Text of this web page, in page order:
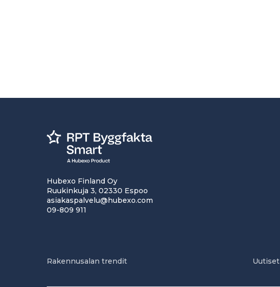
Hubexo Finland Oy
Ruukinkuja 3, 02330 Espoo
asiakaspalvelu@hubexo.com
09-809 911
Rakennusalan trendit Uutiset